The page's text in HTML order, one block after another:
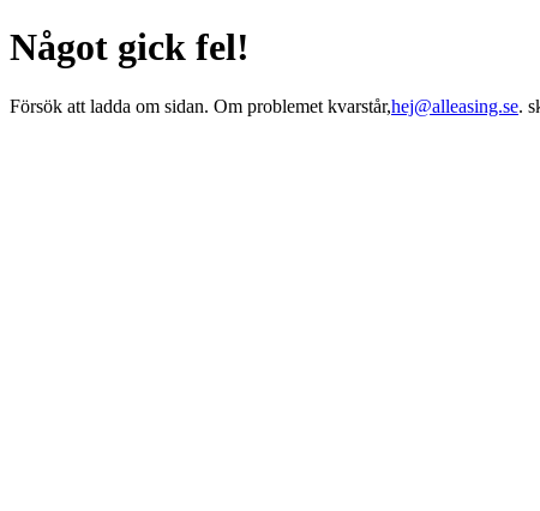
Något gick fel!
Försök att ladda om sidan. Om problemet kvarstår,hej@alleasing.se.